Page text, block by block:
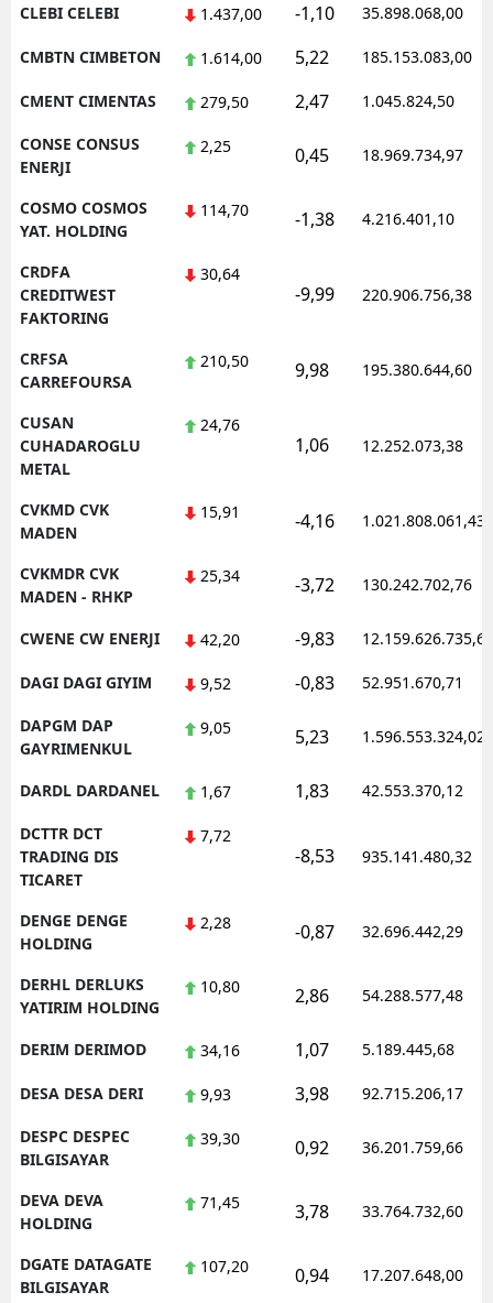
CLEBI CELEBI 1.437,00 -1,10 35.898.068,00
CMBTN CIMBETON 1.614,00 5,22 185.153.083,00
CMENT CIMENTAS 279,50 2,47 1.045.824,50
CONSE CONSUS
ENERJI
2,25 0,45 18.969.734,97
COSMO COSMOS
YAT. HOLDING
114,70 -1,38 4.216.401,10
CRDFA
CREDITWEST
FAKTORING
30,64
-9,99 220.906.756,38
CRFSA
CARREFOURSA
210,50 9,98 195.380.644,60
CUSAN
CUHADAROGLU
METAL
24,76
1,06 12.252.073,38
CVKMD CVK
MADEN
15,91 -4,16 1.021.808.061,43
CVKMDR CVK
MADEN - RHKP
25,34 -3,72 130.242.702,76
CWENE CW ENERJI 42,20 -9,83 12.159.626.735,62
DAGI DAGI GIYIM 9,52 -0,83 52.951.670,71
DAPGM DAP
GAYRIMENKUL
9,05 5,23 1.596.553.324,02
DARDL DARDANEL 1,67 1,83 42.553.370,12
DCTTR DCT
TRADING DIS
TICARET
7,72
-8,53 935.141.480,32
DENGE DENGE
HOLDING
2,28 -0,87 32.696.442,29
DERHL DERLUKS
YATIRIM HOLDING
10,80 2,86 54.288.577,48
DERIM DERIMOD 34,16 1,07 5.189.445,68
DESA DESA DERI 9,93 3,98 92.715.206,17
DESPC DESPEC
BILGISAYAR
39,30 0,92 36.201.759,66
DEVA DEVA
HOLDING
71,45 3,78 33.764.732,60
DGATE DATAGATE
BILGISAYAR
107,20 0,94 17.207.648,00